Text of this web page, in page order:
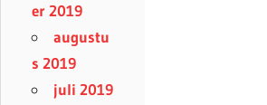
er 2019
augustu
s 2019
juli 2019